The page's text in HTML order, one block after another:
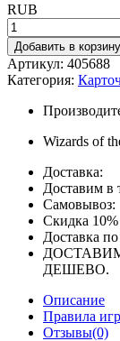
RUB
Добавить в корзину
Артикул: 405688
Категория:
Wizards of
Доставка:
Доставим в
Самовывоз:
Скидка
Доставка
ДЕШЕВО.
Описание
Правила
Отзывы(0)